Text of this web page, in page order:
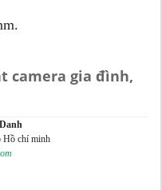
camera gia đình,
Hồ chí minh